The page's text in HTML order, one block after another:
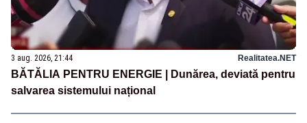
3 aug. 2026, 21:44 Realitatea.NET
BĂTĂLIA PENTRU ENERGIE | Dunărea, deviată pentru
salvarea sistemului național